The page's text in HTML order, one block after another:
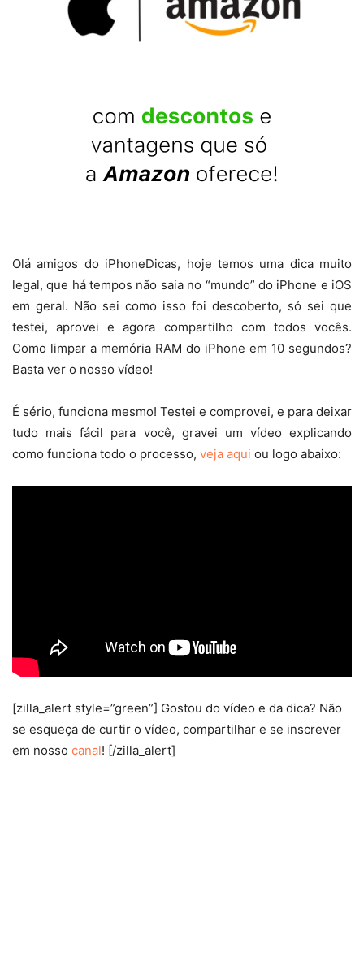
Olá amigos do iPhoneDicas, hoje temos uma dica muito
legal, que há tempos não saia no “mundo” do iPhone e iOS
em geral. Não sei como isso foi descoberto, só sei que
testei, aprovei e agora compartilho com todos vocês.
Como limpar a memória RAM do iPhone em 10 segundos?
Basta ver o nosso vídeo!
É sério, funciona mesmo! Testei e comprovei, e para deixar
tudo mais fácil para você, gravei um vídeo explicando
como funciona todo o processo, veja aqui ou logo abaixo:
[zilla_alert style=”green”] Gostou do vídeo e da dica? Não
se esqueça de curtir o vídeo, compartilhar e se inscrever
em nosso canal! [/zilla_alert]